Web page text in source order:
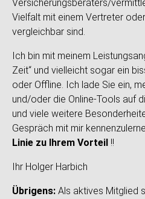
Versicherungsberaters/
Vielfalt mit einem Vertreter
vergleichbar sind.
Ich bin mit meinem
Zeit“ und vielleicht sogar ein
oder Offline. Ich lade Sie ein,
und/oder die Online-Tools auf
und viele weitere
Gespräch mit mir
Linie zu Ihrem Vorteil !!
Ihr Holger Harbich
Übrigens: Als aktives Mitglied